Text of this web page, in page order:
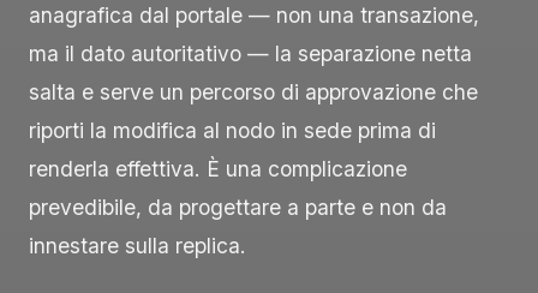
anagrafica dal portale — non una transazione,
ma il dato autoritativo — la separazione netta
salta e serve un percorso di approvazione che
riporti la modifica al nodo in sede prima di
renderla effettiva. È una complicazione
prevedibile, da progettare a parte e non da
innestare sulla replica.